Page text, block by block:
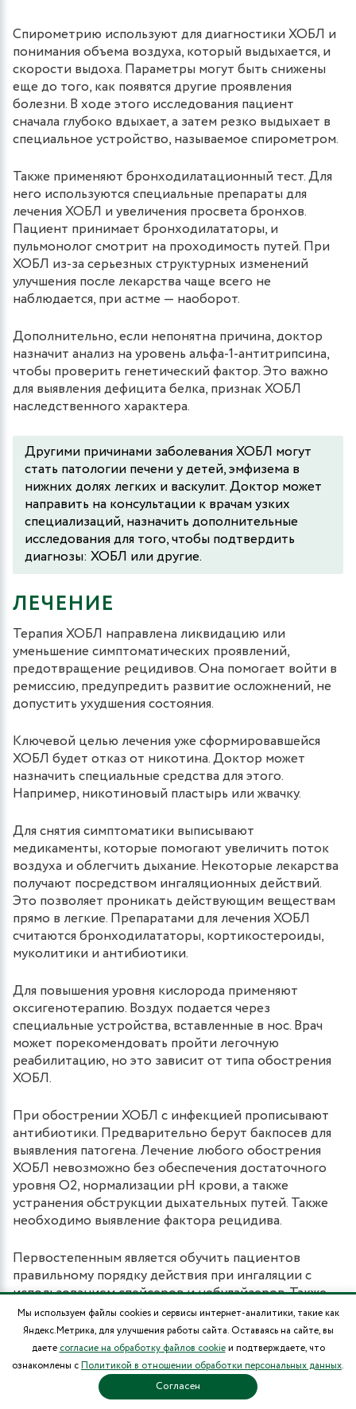
Спирометрию используют для диагностики ХОБЛ и
понимания объема воздуха, который выдыхается, и
скорости выдоха. Параметры могут быть снижены
еще до того, как появятся другие проявления
болезни. В ходе этого исследования пациент
сначала глубоко вдыхает, а затем резко выдыхает в
специальное устройство, называемое спирометром.
Также применяют бронходилатационный тест. Для
него используются специальные препараты для
лечения ХОБЛ и увеличения просвета бронхов.
Пациент принимает бронходилататоры, и
пульмонолог смотрит на проходимость путей. При
ХОБЛ из-за серьезных структурных изменений
улучшения после лекарства чаще всего не
наблюдается, при астме — наоборот.
Дополнительно, если непонятна причина, доктор
назначит анализ на уровень альфа-1-антитрипсина,
чтобы проверить генетический фактор. Это важно
для выявления дефицита белка, признак ХОБЛ
наследственного характера.
Другими причинами заболевания ХОБЛ могут
стать патологии печени у детей, эмфизема в
нижних долях легких и васкулит. Доктор может
направить на консультации к врачам узких
специализаций, назначить дополнительные
исследования для того, чтобы подтвердить
диагнозы: ХОБЛ или другие.
ЛЕЧЕНИЕ
Терапия ХОБЛ направлена ликвидацию или
уменьшение симптоматических проявлений,
предотвращение рецидивов. Она помогает войти в
ремиссию, предупредить развитие осложнений, не
допустить ухудшения состояния.
Ключевой целью лечения уже сформировавшейся
ХОБЛ будет отказ от никотина. Доктор может
назначить специальные средства для этого.
Например, никотиновый пластырь или жвачку.
Для снятия симптоматики выписывают
медикаменты, которые помогают увеличить поток
воздуха и облегчить дыхание. Некоторые лекарства
получают посредством ингаляционных действий.
Это позволяет проникать действующим веществам
прямо в легкие. Препаратами для лечения ХОБЛ
считаются бронходилататоры, кортикостероиды,
муколитики и антибиотики.
Для повышения уровня кислорода применяют
оксигенотерапию. Воздух подается через
специальные устройства, вставленные в нос. Врач
может порекомендовать пройти легочную
реабилитацию, но это зависит от типа обострения
ХОБЛ.
При обострении ХОБЛ с инфекцией прописывают
антибиотики. Предварительно берут бакпосев для
выявления патогена. Лечение любого обострения
ХОБЛ невозможно без обеспечения достаточного
уровня О2, нормализации рН крови, а также
устранения обструкции дыхательных путей. Также
необходимо выявление фактора рецидива.
Первостепенным является обучить пациентов
правильному порядку действия при ингаляции с
использованием спейсеров и небулайзеров. Также
необходимо рассказать о практиках самоконтроля и
мерах неотложной помощи при приступе. Это
важные действия в терапии больных ХОБЛ.
На любой из стадий ХОБЛ рекомендованы
специальные тренировки для того, чтобы легче
Мы используем файлы cookies и сервисы интернет-аналитики, такие как
Яндекс.Метрика, для улучшения работы сайта. Оставаясь на сайте, вы
даете согласие на обработку файлов cookieи подтверждаете, что
ознакомлены сПолитикой в отношении обработки персональных данных.
Согласен